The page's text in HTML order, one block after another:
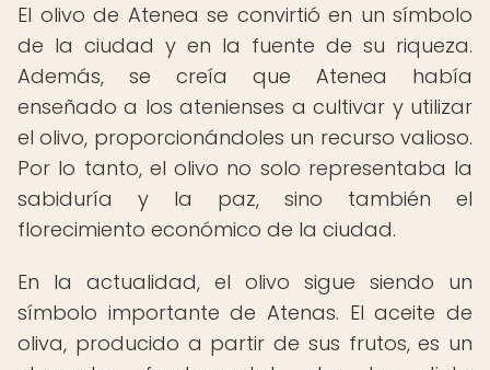
El olivo de Atenea se convirtió en un símbolo
de la ciudad y en la fuente de su riqueza.
Además, se creía que Atenea había
enseñado a los atenienses a cultivar y utilizar
el olivo, proporcionándoles un recurso valioso.
Por lo tanto, el olivo no solo representaba la
sabiduría y la paz, sino también el
florecimiento económico de la ciudad.
En la actualidad, el olivo sigue siendo un
símbolo importante de Atenas. El aceite de
oliva, producido a partir de sus frutos, es un